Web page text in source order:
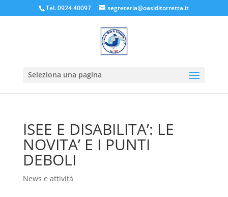
Tel. 0924 40097 segreteria@oasiditorretta.it
Seleziona una pagina
ISEE E DISABILITA’: LE
NOVITA’ E I PUNTI
DEBOLI
News e attività